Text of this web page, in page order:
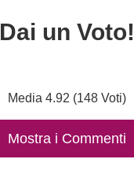
Dai un Voto!
Media 4.92 (148 Voti)
Mostra i Commenti